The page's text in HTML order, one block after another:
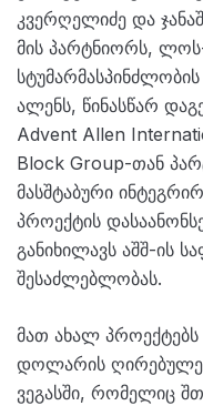
კვერღელიძე და
მის პარტნიორს,
ალენს, წინასწარ
Advent Allen
Block Group-თან
მასშტაბური
პროექტის
განიხილავს აშშ-ის
შესაძლებლობას.
მათ ახალ
დოლარის
ვეგასში, რომელიც